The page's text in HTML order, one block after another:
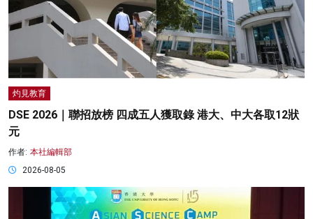
灼見教育
DSE 2026｜聯招放榜 四成五人獲取錄 港大、中大各取12狀
元
作者: 本社編輯部
2026-08-05